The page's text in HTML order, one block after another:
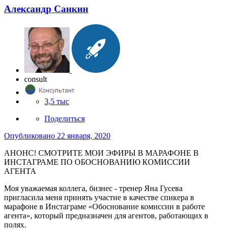
Александр Санкин
consult
3,5 тыс
Поделиться
Опубликовано 22 января, 2020
АНОНС! СМОТРИТЕ МОИ ЭФИРЫ В МАРАФОНЕ В
ИНСТАГРАМЕ ПО ОБОСНОВАНИЮ КОМИССИИ
АГЕНТА
Моя уважаемая коллега, бизнес - тренер Яна Гусева
пригласила меня принять участие в качестве спикера в
марафоне в Инстаграме «Обоснование комиссии в работе
агента», который предназначен для агентов, работающих в
полях.